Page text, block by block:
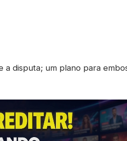
a disputa; um plano para